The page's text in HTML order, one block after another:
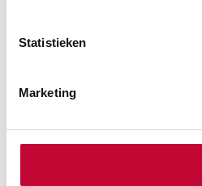
Statistieken
Marketing